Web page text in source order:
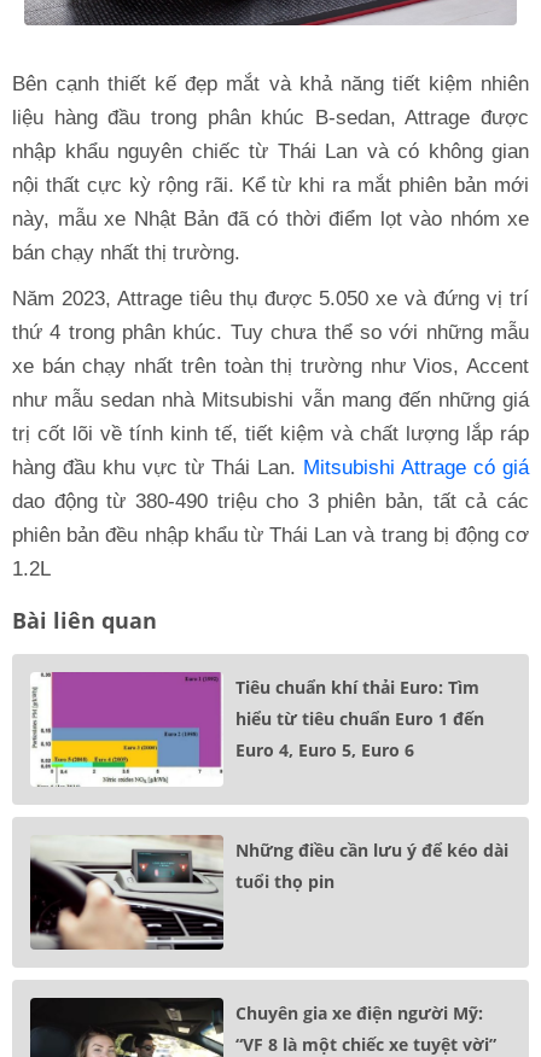
Bên cạnh thiết kế đẹp mắt và khả năng tiết kiệm nhiên
liệu hàng đầu trong phân khúc B-sedan, Attrage được
nhập khẩu nguyên chiếc từ Thái Lan và có không gian
nội thất cực kỳ rộng rãi. Kể từ khi ra mắt phiên bản mới
này, mẫu xe Nhật Bản đã có thời điểm lọt vào nhóm xe
bán chạy nhất thị trường.
Năm 2023, Attrage tiêu thụ được 5.050 xe và đứng vị trí
thứ 4 trong phân khúc. Tuy chưa thể so với những mẫu
xe bán chạy nhất trên toàn thị trường như Vios, Accent
như mẫu sedan nhà Mitsubishi vẫn mang đến những giá
trị cốt lõi về tính kinh tế, tiết kiệm và chất lượng lắp ráp
hàng đầu khu vực từ Thái Lan. Mitsubishi Attrage có giá
dao động từ 380-490 triệu cho 3 phiên bản, tất cả các
phiên bản đều nhập khẩu từ Thái Lan và trang bị động cơ
1.2L
Bài liên quan
Tiêu chuẩn khí thải Euro: Tìm
hiểu từ tiêu chuẩn Euro 1 đến
Euro 4, Euro 5, Euro 6
Những điều cần lưu ý để kéo dài
tuổi thọ pin
Chuyên gia xe điện người Mỹ:
“VF 8 là một chiếc xe tuyệt vời”